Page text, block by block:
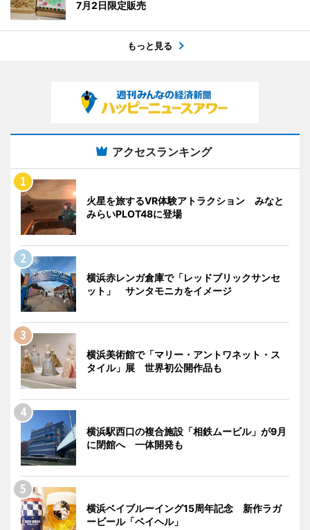
7月2日限定販売
もっと見る
アクセスランキング
火星を旅するVR体験アトラクション みなと
みらいPLOT48に登場
横浜赤レンガ倉庫で「レッドブリックサンセ
ット」 サンタモニカをイメージ
横浜美術館で「マリー・アントワネット・ス
タイル」展 世界初公開作品も
横浜駅西口の複合施設「相鉄ムービル」が9月
に閉館へ 一体開発も
横浜ベイブルーイング15周年記念 新作ラガ
ービール「ベイヘル」